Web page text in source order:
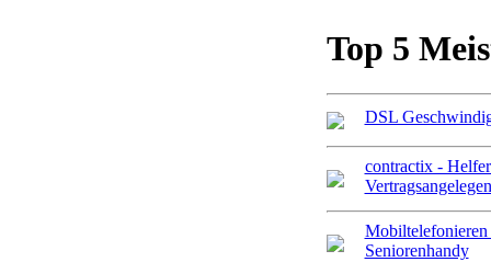
Top 5
DSL
contractix -
Seniorenhandy